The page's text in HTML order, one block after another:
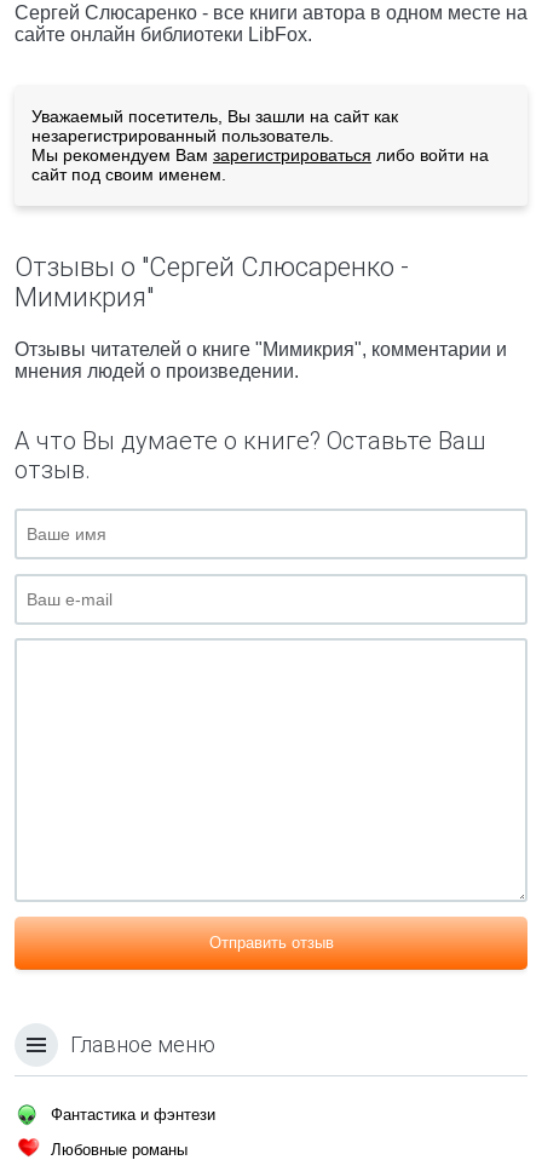
Сергей Слюсаренко - все книги автора в одном месте на
сайте онлайн библиотеки LibFox.
Уважаемый посетитель, Вы зашли на сайт как
незарегистрированный пользователь.
Мы рекомендуем Вам зарегистрироваться либо войти на
сайт под своим именем.
Отзывы о "Сергей Слюсаренко -
Мимикрия"
Отзывы читателей о книге "Мимикрия", комментарии и
мнения людей о произведении.
А что Вы думаете о книге? Оставьте Ваш
отзыв.
Отправить отзыв
Главное меню
Фантастика и фэнтези
Любовные романы